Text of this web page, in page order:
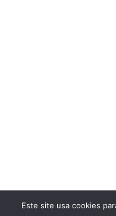
Este site usa cookies